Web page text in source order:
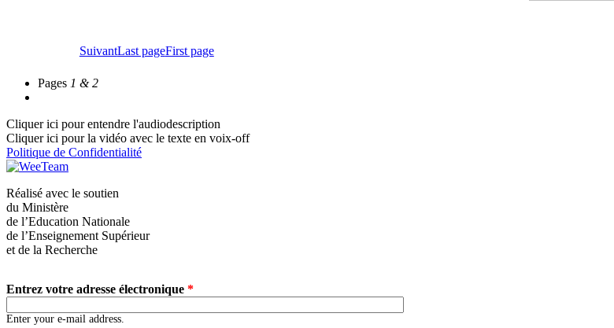
SuivantLast pageFirst page
Pages 1 & 2
Cliquer ici pour entendre l'audiodescription
Cliquer ici pour la vidéo avec le texte en voix-off
Politique de Confidentialité
Réalisé avec le soutien
du Ministère
de l’Education Nationale
de l’Enseignement Supérieur
et de la Recherche
Entrez votre adresse électronique *
Enter your e-mail address.